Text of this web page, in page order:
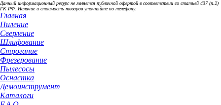
Данный информационный ресурс не является публичной офертой в соответствии со статьей 437 (п.2)
ГК РФ. Наличие и стоимость товаров уточняйте по телефону.
Главная
Пиление
Сверление
Шлифование
Строгание
Фрезерование
Пылесосы
Оснастка
Демоинструмент
Каталоги